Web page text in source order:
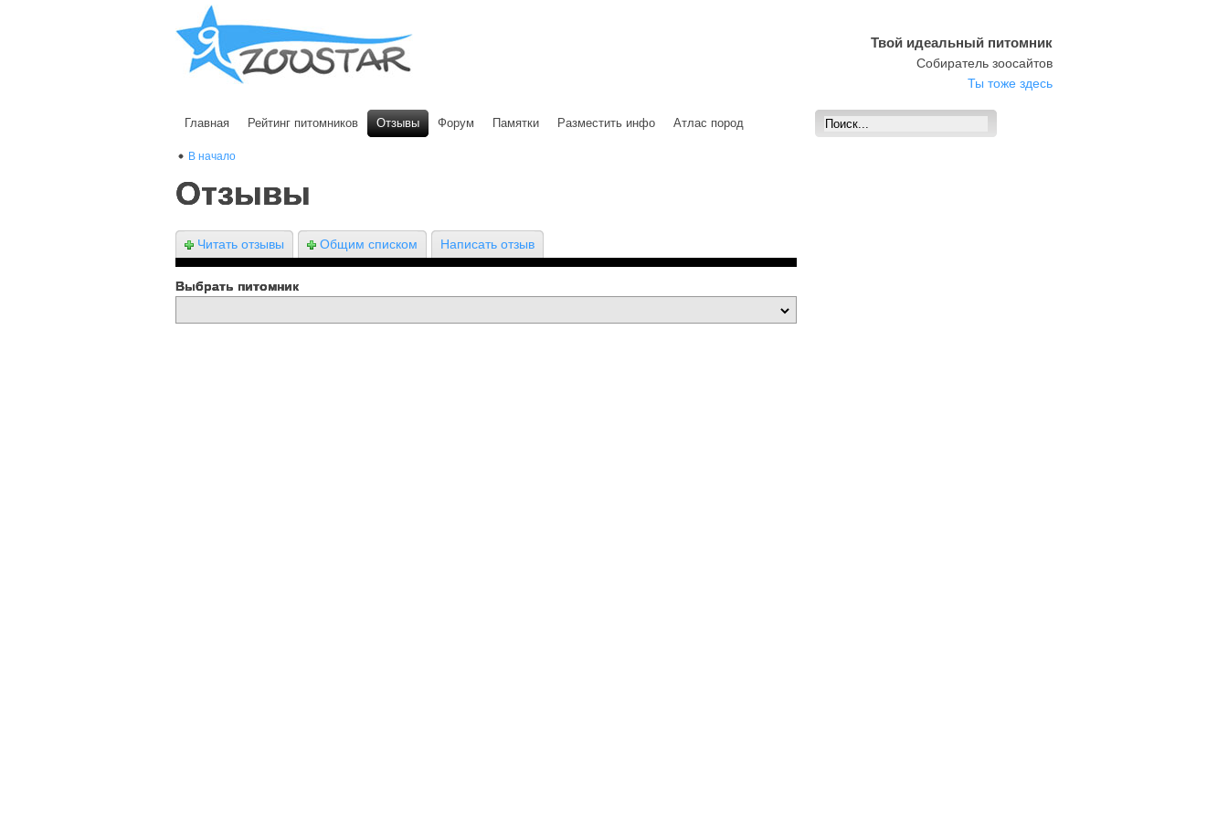
Твой идеальный питомник
Собиратель зоосайтов
Ты тоже здесь
Главная Рейтинг питомников Отзывы Форум Памятки Разместить инфо Атлас пород
В начало
Отзывы
Читать отзывы Общим списком Написать отзыв
Выбрать питомник